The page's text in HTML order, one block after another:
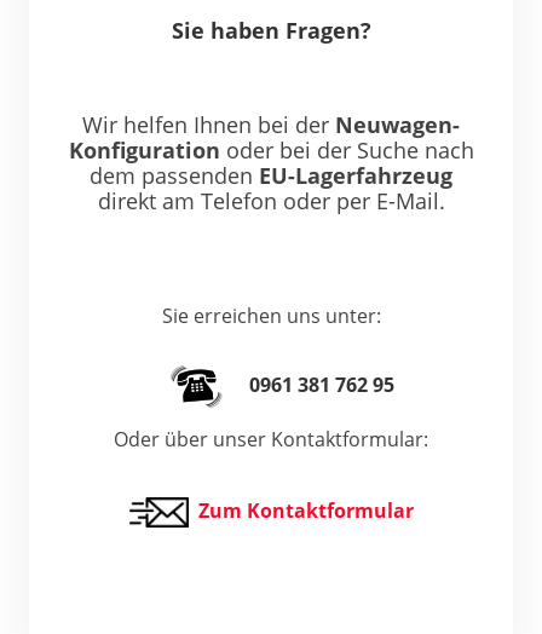
Sie haben Fragen?
Wir helfen Ihnen bei der Neuwagen-
Konfiguration oder bei der Suche nach
dem passenden EU-Lagerfahrzeug
direkt am Telefon oder per E-Mail.
Sie erreichen uns unter:
0961 381 762 95
Oder über unser Kontaktformular:
Zum Kontaktformular